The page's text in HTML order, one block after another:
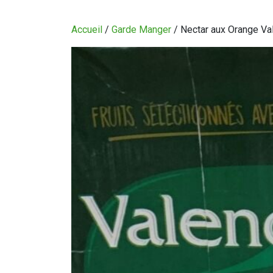
Accueil / Garde Manger / Nectar aux Orange